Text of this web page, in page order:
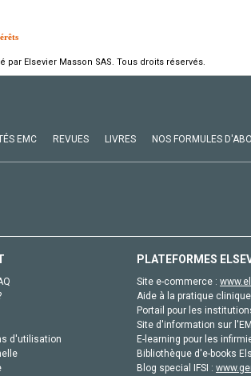
par Elsevier Masson SAS. Tous droits réservés.
EMC REVUES LIVRES NOS FORMULES
d'utilisation
PLATEFORMES
Site e-commerce :
Aide à la pratique
Portail pour les
Site d'information sur
E-learning pour les
Bibliothèque d'e-books
Blog special IFSI :